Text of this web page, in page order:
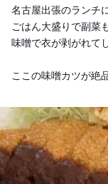
名古屋出張のランチ
ごはん大盛りで副菜
味噌で衣が剥がれて
ここの味噌カツが絶